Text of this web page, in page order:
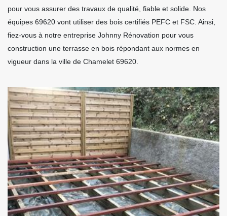
pour vous assurer des travaux de qualité, fiable et solide. Nos
équipes 69620 vont utiliser des bois certifiés PEFC et FSC. Ainsi,
fiez-vous à notre entreprise Johnny Rénovation pour vous
construction une terrasse en bois répondant aux normes en
vigueur dans la ville de Chamelet 69620.